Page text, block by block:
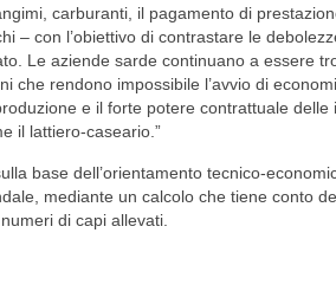
carburanti, il pagamento di
– con l’obiettivo di contrastare le
Le aziende sarde continuano a essere
che rendono impossibile l’avvio di
e il forte potere contrattuale delle
il lattiero-caseario.”
base dell’orientamento tecnico-
mediante un calcolo che tiene conto
di capi allevati.